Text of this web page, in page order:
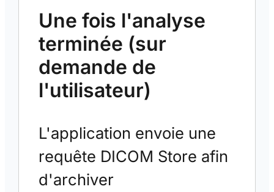
Une fois l'analyse
terminée (sur
demande de
l'utilisateur)
L'application envoie une
requête DICOM Store afin
d'archiver